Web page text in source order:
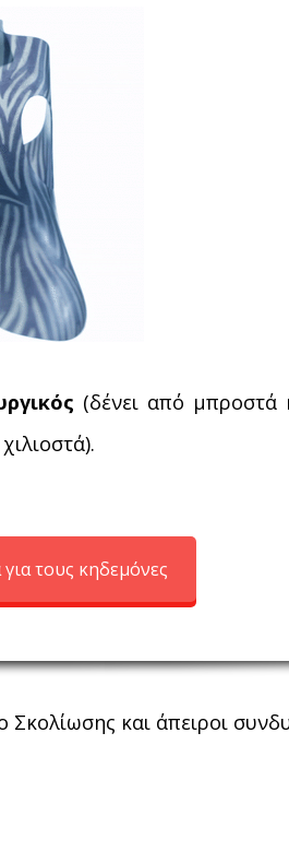
(δένει από μπροστά
τους κηδεμόνες
Σκολίωσης και άπειροι